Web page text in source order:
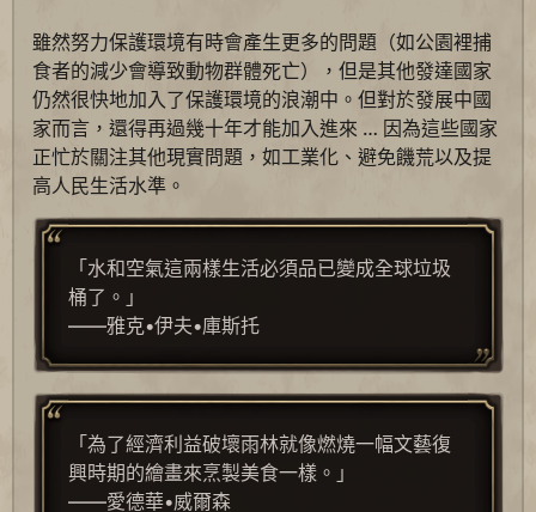
雖然努力保護環境有時會產生更多的問題（如公園裡捕
食者的減少會導致動物群體死亡），但是其他發達國家
仍然很快地加入了保護環境的浪潮中。但對於發展中國
家而言，還得再過幾十年才能加入進來 … 因為這些國家
正忙於關注其他現實問題，如工業化、避免饑荒以及提
高人民生活水準。
「水和空氣這兩樣生活必須品已變成全球垃圾
桶了。」
——雅克•伊夫•庫斯托
「為了經濟利益破壞雨林就像燃燒一幅文藝復
興時期的繪畫來烹製美食一樣。」
——愛德華•威爾森